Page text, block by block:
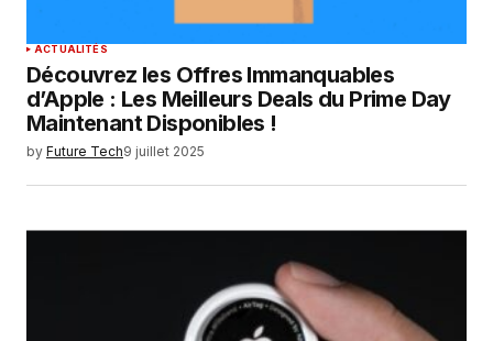
ACTUALITÉS
Découvrez les Offres Immanquables
d’Apple : Les Meilleurs Deals du Prime Day
Maintenant Disponibles !
by Future Tech9 juillet 2025